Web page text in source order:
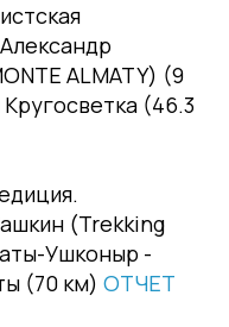
ALMATY) (9
(46.3
(Trekking
Ушконыр -
(70 км) ОТЧЕТ